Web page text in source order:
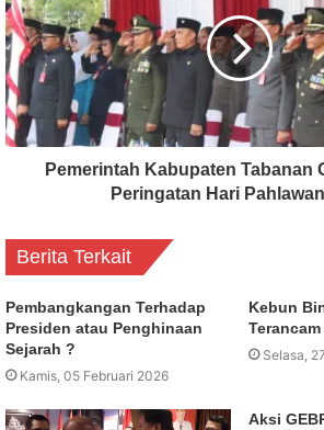
Pemerintah Kabupaten Tabanan
Peringatan Hari
Berita Terkait
Pembangkangan Terhadap
Presiden atau Penghinaan
Sejarah ?
Kamis, 05 Februari 2026
Kebun
Selasa,
Aksi